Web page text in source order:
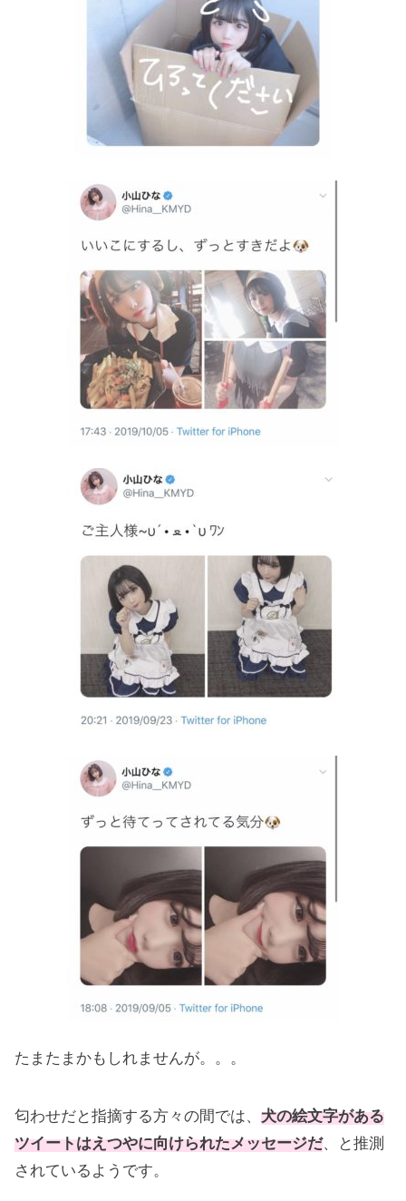
たまたまかもしれませんが。。。
匂わせだと指摘する方々の間では、犬の絵文字がある
ツイートはえつやに向けられたメッセージだ、と推測
されているようです。